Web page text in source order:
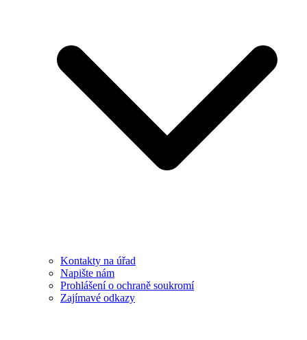
Kontakty na úřad
Napište nám
Prohlášení o ochraně soukromí
Zajímavé odkazy